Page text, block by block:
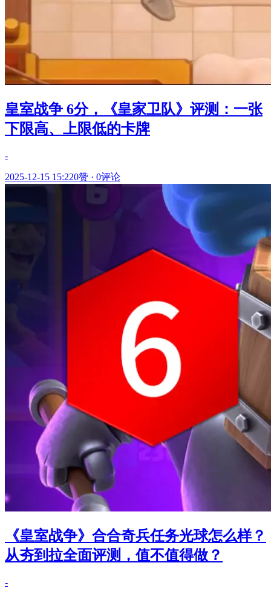
皇室战争 6分，《皇家卫队》评测：一张
下限高、上限低的卡牌
-
2025-12-15 15:220赞 · 0评论
《皇室战争》合合奇兵任务光球怎么样？
从夯到拉全面评测，值不值得做？
-